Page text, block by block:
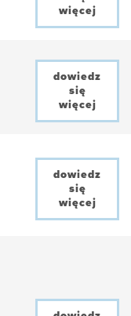
więcej
dowiedz
się
więcej
dowiedz
się
więcej